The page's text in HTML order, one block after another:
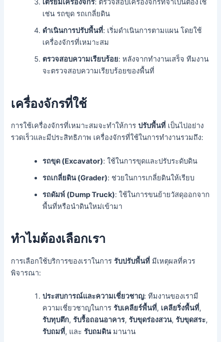
เตรียมเครื่องจักร: ตรวจสอบเครื่องจักรที่จำเป็นต้องใช้
เช่น รถขุด รถเกลี่ยดิน
ดำเนินการปรับพื้นที่: เริ่มดำเนินการตามแผน โดยใช้
เครื่องจักรที่เหมาะสม
ตรวจสอบความเรียบร้อย: หลังจากทำงานเสร็จ ทีมงาน
จะตรวจสอบความเรียบร้อยของพื้นที่
เครื่องจักรที่ใช้
การใช้เครื่องจักรที่เหมาะสมจะทำให้การปรับพื้นที่ เป็นไปอย่าง
รวดเร็วและมีประสิทธิภาพ เครื่องจักรที่ใช้ในการทำงานรวมถึง:
รถขุด (Excavator): ใช้ในการขุดและปรับระดับดิน
รถเกลี่ยดิน (Grader): ช่วยในการเกลี่ยดินให้เรียบ
รถดัมพ์ (Dump Truck): ใช้ในการขนย้ายวัสดุออกจาก
พื้นที่หรือนำดินใหม่เข้ามา
ทำไมต้องเลือกเรา
การเลือกใช้บริการของเราในการรับปรับพื้นที่ มีเหตุผลที่ควร
พิจารณา:
ประสบการณ์และความเชี่ยวชาญ: ทีมงานของเรามี
ความเชี่ยวชาญในการรับเคลียร์พื้นที่, เคลียริ่งพื้นที่,
รับทุบตึก,รับรื้อถอนอาคาร,รับขุดร่องสวน,รับขุดสระ,
รับถมที่, และรับถมดินมานาน